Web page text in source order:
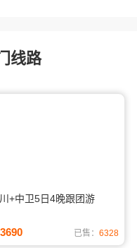
线路
+中卫5日4晚跟团游
已售：6328